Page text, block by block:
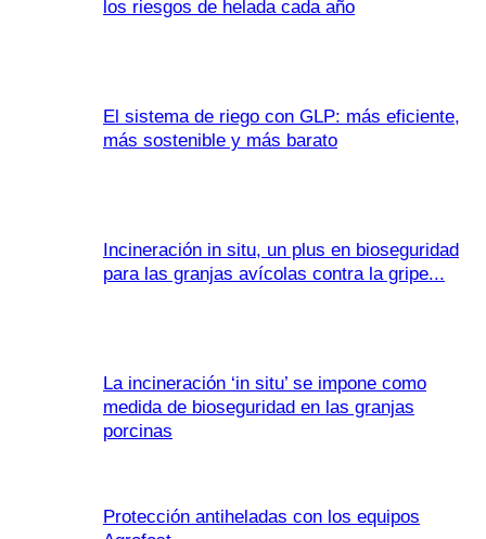
los riesgos de helada cada año
El sistema de riego con GLP: más eficiente,
más sostenible y más barato
Incineración in situ, un plus en bioseguridad
para las granjas avícolas contra la gripe...
La incineración ‘in situ’ se impone como
medida de bioseguridad en las granjas
porcinas
Protección antiheladas con los equipos